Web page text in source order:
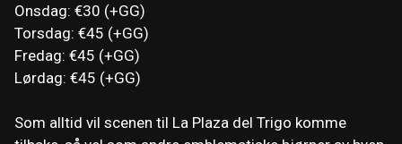
Onsdag: €30 (+GG)
Torsdag: €45 (+GG)
Fredag: €45 (+GG)
Lørdag: €45 (+GG)
Som alltid vil scenen til La Plaza del Trigo komme